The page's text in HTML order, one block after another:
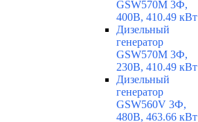
GSW570M 3Ф,
400В, 410.49 кВт
Дизельный
генератор
GSW570M 3Ф,
230В, 410.49 кВт
Дизельный
генератор
GSW560V 3Ф,
480В, 463.66 кВт